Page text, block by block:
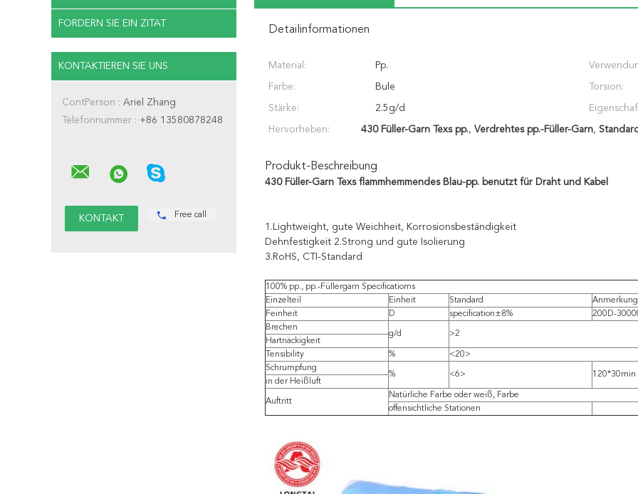
FORDERN SIE EIN ZITAT
KONTAKTIEREN SIE UNS
ContPerson : Ariel Zhang
Telefonnummer : +86 13580878248
Free call
Detailinformationen
Material: Pp.
Farbe: Bule Torsion:
Stärke: 2.5g/d
Hervorheben: 430 Füller-Garn Texs pp., Verdrehtes pp.-Füller-Garn,
Produkt-Beschreibung
430 Füller-Garn Texs flammhemmendes Blau-pp. benutzt für Draht und Kabel
1.Lightweight, gute Weichheit, Korrosionsbeständigkeit
Dehnfestigkeit 2.Strong und gute Isolierung
3.RoHS, CTI-Standard
100% pp., pp.-Füllergarn Specificatioms
Einzelteil
Einheit Standard
Anmerkung
Feinheit
D specification±8%
200D-
Brechen
g/d
>2
Hartnäckigkeit
Tensibility
%
<20>
Schrumpfung
% <6>
120*30min
in der Heißluft
Auftritt
Natürliche Farbe oder weiß, Farbe
offensichtliche Stationen